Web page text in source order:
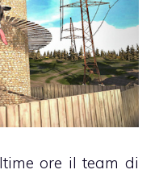
ore il team di